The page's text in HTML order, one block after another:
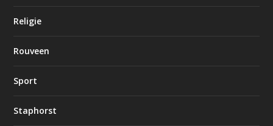
Religie
Rouveen
Sport
Staphorst